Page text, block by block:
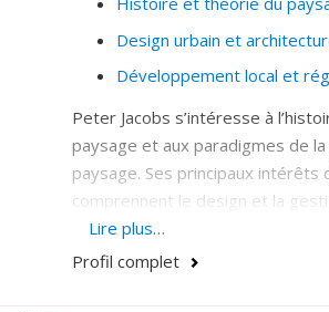
Design urbain et
Développement local et
Peter Jacobs s’intéresse à
paysage et aux paradigmes de
paysage. Ses principaux intérêts
comprennent le design et la
régionaux et urbains, l’analyse
développement durable et
Lire plus…
Profil complet